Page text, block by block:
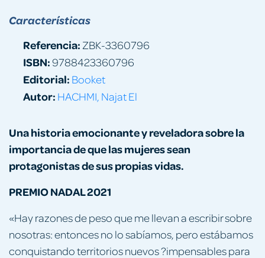
Una historia emocionante y reveladora sobre la
importancia de que las mujeres sean
protagonistas de sus propias vidas.
PREMIO NADAL 2021
«Hay razones de peso que me llevan a escribir sobre
nosotras: entonces no lo sabíamos, pero estábamos
conquistando territorios nuevos ?impensables para
Características
Referencia: ZBK-3360796
ISBN:9788423360796
Editorial: Booket
Autor: HACHMI, Najat El